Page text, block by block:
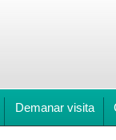
Demanar visita